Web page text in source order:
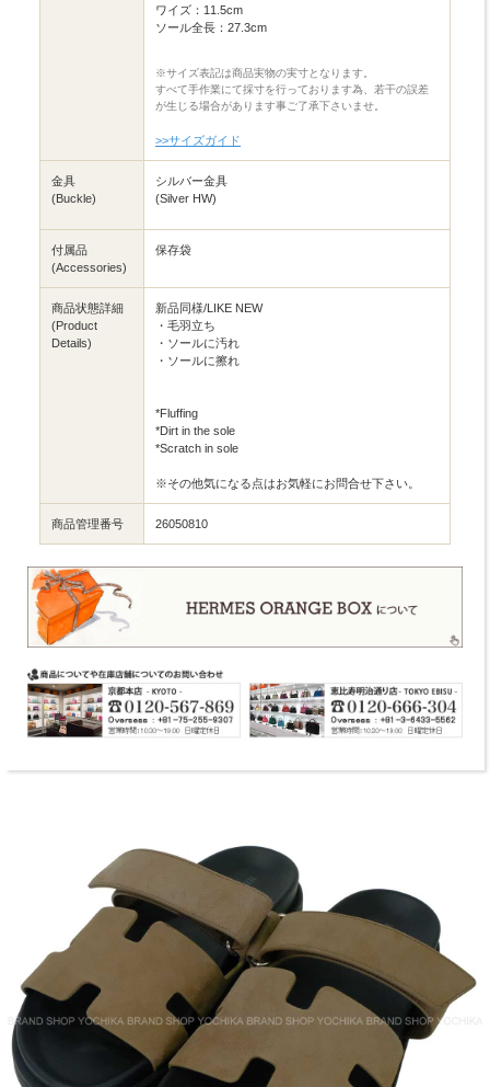
ワイズ：11.5cm
ソール全長：27.3cm
※サイズ表記は商品実物の実寸となります。
すべて手作業にて採寸を行っております為、若干の誤差
が生じる場合があります事ご了承下さいませ。
>>サイズガイド
金具
(Buckle)
シルバー金具
(Silver HW)
付属品
(Accessories)
保存袋
商品状態詳細
(Product
Details)
新品同様/LIKE NEW
・毛羽立ち
・ソールに汚れ
・ソールに擦れ
*Fluffing
*Dirt in the sole
*Scratch in sole
※その他気になる点はお気軽にお問合せ下さい。
商品管理番号 26050810